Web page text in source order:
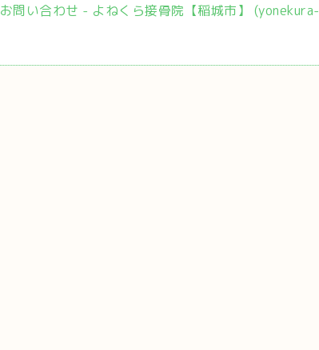
お問い合わせ - よねくら接骨院【稲城市】 (yonekura-